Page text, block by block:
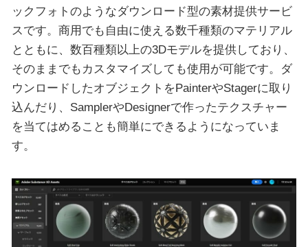
ックフォトのようなダウンロード型の素材提供サービ
スです。商用でも自由に使える数千種類のマテリアル
とともに、数百種類以上の3Dモデルを提供しており、
そのままでもカスタマイズしても使用が可能です。ダ
ウンロードしたオブジェクトをPainterやStagerに取り
込んだり、SamplerやDesignerで作ったテクスチャー
を当てはめることも簡単にできるようになっていま
す。